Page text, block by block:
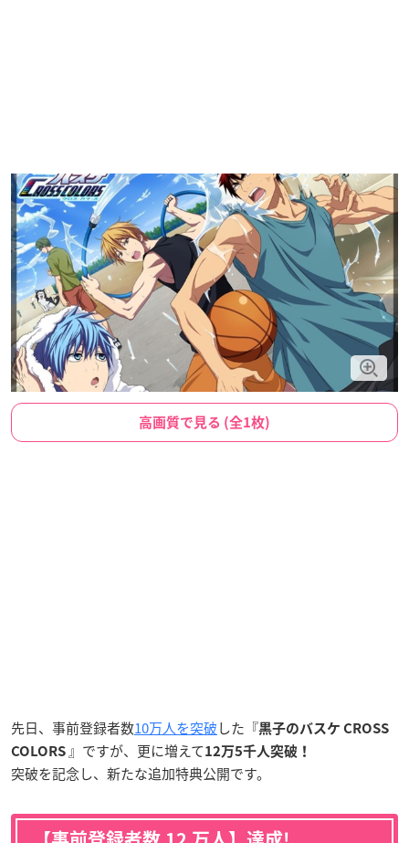
高画質で見る (全1枚)
先日、事前登録者数10万人を突破した『黒子のバスケ CROSS
COLORS 』ですが、更に増えて12万5千人突破！
突破を記念し、新たな追加特典公開です。
【事前登録者数 12 万人】達成!